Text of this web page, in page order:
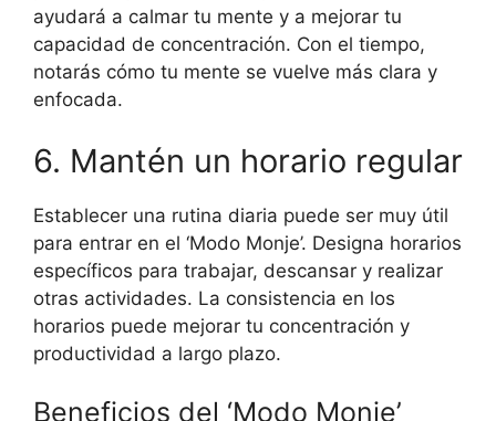
ayudará a calmar tu mente y a mejorar tu
capacidad de concentración. Con el tiempo,
notarás cómo tu mente se vuelve más clara y
enfocada.
6. Mantén un horario regular
Establecer una rutina diaria puede ser muy útil
para entrar en el ‘Modo Monje’. Designa horarios
específicos para trabajar, descansar y realizar
otras actividades. La consistencia en los
horarios puede mejorar tu concentración y
productividad a largo plazo.
Beneficios del ‘Modo Monje’